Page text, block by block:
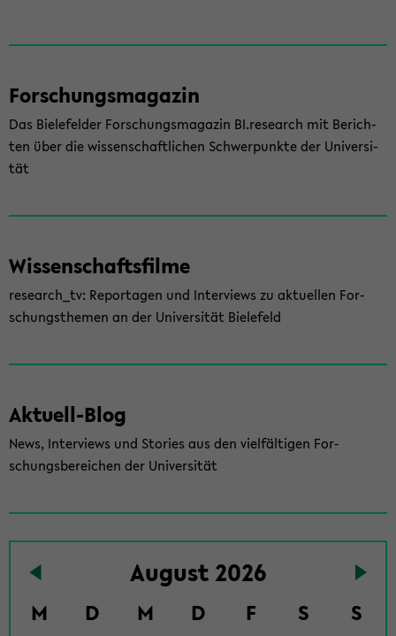
For­schungs­ma­ga­zin
Das Bie­le­fel­der For­schungs­ma­ga­zin BI.re­se­arch mit Be­rich­
ten über die wis­sen­schaft­li­chen Schwer­punk­te der Uni­ver­si­
tät
Wis­sen­schafts­fil­me
re­se­arch_tv: Re­por­ta­gen und In­ter­views zu ak­tu­el­len For­
schungs­the­men an der Uni­ver­si­tät Bie­le­feld
Aktuell-​Blog
News, In­ter­views und Sto­ries aus den viel­fäl­ti­gen For­
schungs­be­rei­chen der Uni­ver­si­tät
page
Au­gust 2026
M D M D F S
S